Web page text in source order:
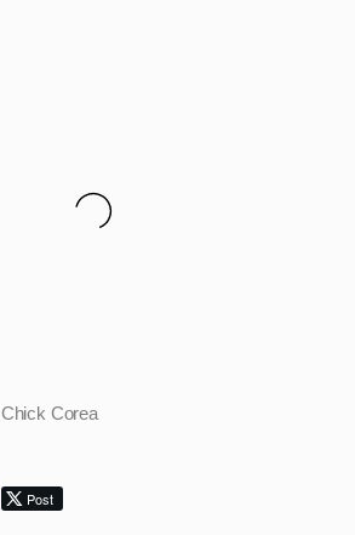
Chick Corea
Post